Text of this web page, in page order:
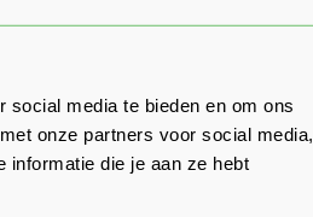
media te bieden en om ons
onze partners voor social media,
informatie die je aan ze hebt